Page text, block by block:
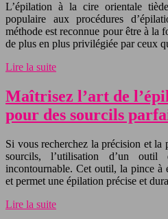
L’épilation à la cire orientale
populaire aux procédures
méthode est reconnue pour être à la
de plus en plus privilégiée par ceux
Lire la suite
Maîtrisez l’art de
pour des sourcils
Si vous recherchez la précision et la
sourcils, l’utilisation d’un outil
incontournable. Cet outil, la pince à
et permet une épilation précise et
Lire la suite